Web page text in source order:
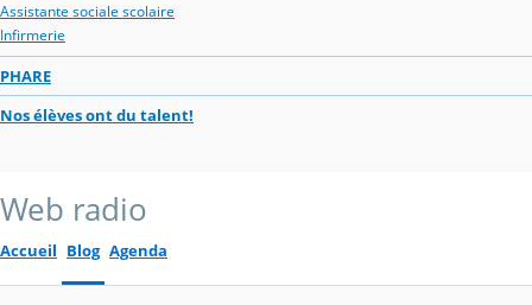
Assistante sociale scolaire
Infirmerie
PHARE
Nos élèves ont du talent!
Web radio
Accueil Blog Agenda